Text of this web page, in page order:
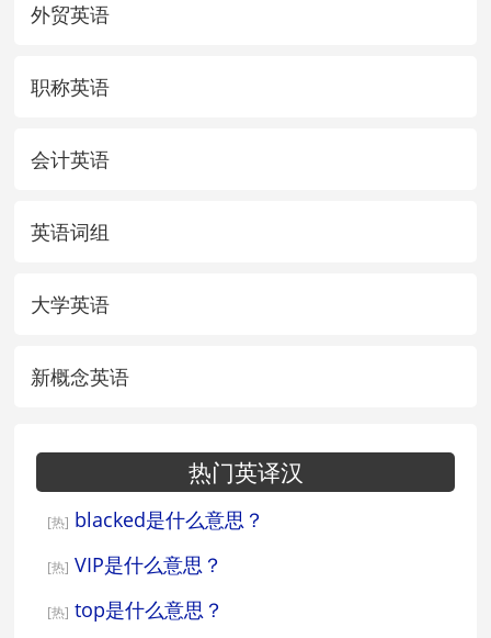
外贸英语
职称英语
会计英语
英语词组
大学英语
新概念英语
热门英译汉
[热] blacked是什么意思？
[热] VIP是什么意思？
[热] top是什么意思？